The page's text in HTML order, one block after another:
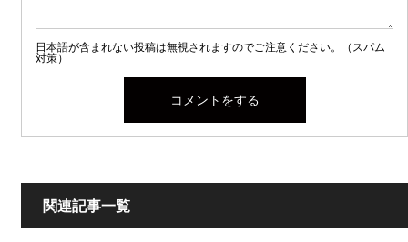
日本語が含まれない投稿は無視されますのでご注意ください。（スパム
対策）
関連記事一覧